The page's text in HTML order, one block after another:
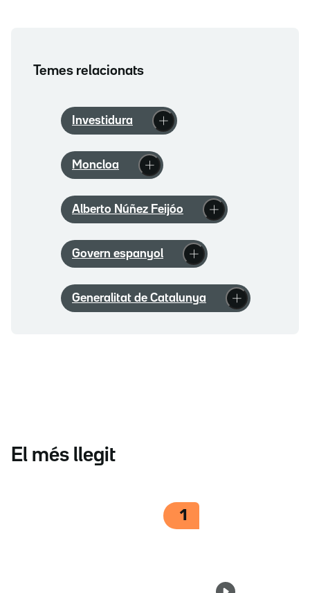
Temes relacionats
Investidura
Moncloa
Alberto Núñez Feijóo
Govern espanyol
Generalitat de Catalunya
El més llegit
1